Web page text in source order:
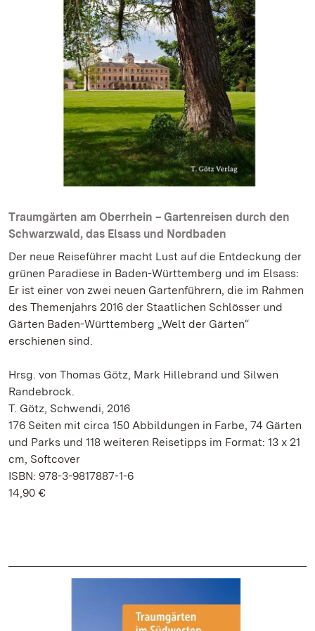
Traumgärten am Oberrhein – Gartenreisen durch den
Schwarzwald, das Elsass und Nordbaden
Der neue Reiseführer macht Lust auf die Entdeckung der
grünen Paradiese in Baden-Württemberg und im Elsass:
Er ist einer von zwei neuen Gartenführern, die im Rahmen
des Themenjahrs 2016 der Staatlichen Schlösser und
Gärten Baden-Württemberg „Welt der Gärten“
erschienen sind.
Hrsg. von Thomas Götz, Mark Hillebrand und Silwen
Randebrock.
T. Götz, Schwendi, 2016
176 Seiten mit circa 150 Abbildungen in Farbe, 74 Gärten
und Parks und 118 weiteren Reisetipps im Format: 13 x 21
cm, Softcover
ISBN: 978-3-9817887-1-6
14,90 €